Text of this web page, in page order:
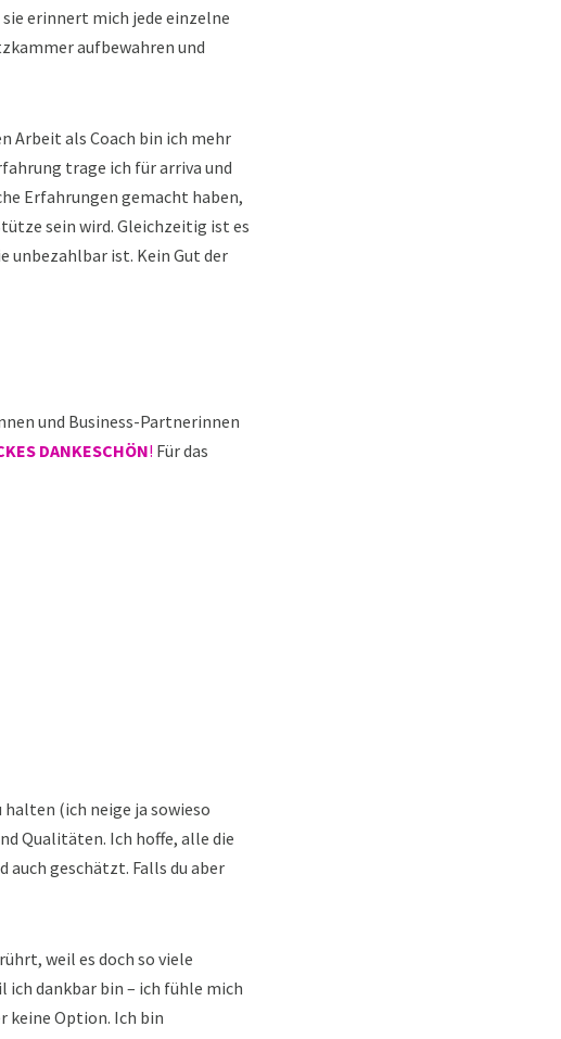
erinnert mich jede einzelne
aufbewahren und
Arbeit als Coach bin ich mehr
trage ich für arriva und
Erfahrungen gemacht haben,
sein wird. Gleichzeitig ist es
unbezahlbar ist. Kein Gut der
und Business-Partnerinnen
DANKESCHÖN! Für das
(ich neige ja sowieso
Qualitäten. Ich hoffe, alle die
auch geschätzt. Falls du aber
weil es doch so viele
ich dankbar bin – ich fühle mich
keine Option. Ich bin